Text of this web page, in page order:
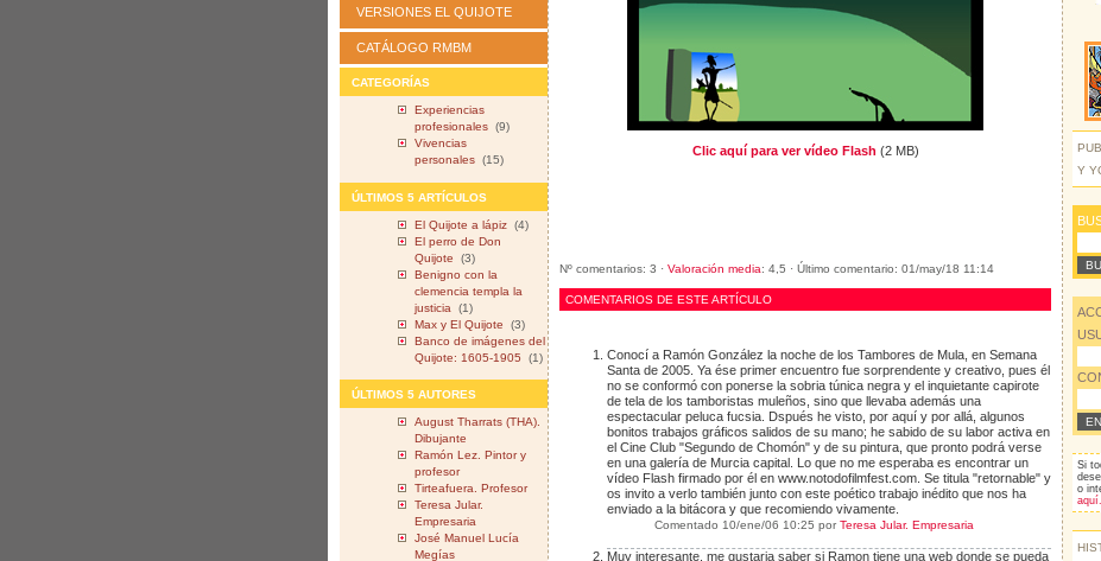
VERSIONES EL QUIJOTE
CATÁLOGO RMBM
CATEGORÍAS
Experiencias
profesionales (9)
Vivencias
personales (15)
ÚLTIMOS 5 ARTÍCULOS
El Quijote a lápiz (4)
El perro de Don
Quijote
(3)
Benigno con la
clemencia templa la
justicia
(1)
Max y El Quijote
(3)
Banco de imágenes del
Quijote: 1605-1905
(1)
ÚLTIMOS 5 AUTORES
August Tharrats (THA).
Dibujante
Ramón Lez. Pintor y
profesor
Tirteafuera. Profesor
Teresa Jular.
Empresaria
José Manuel Lucía
Megías
Clic aquí para ver vídeo Flash (2 MB)
Nº comentarios: 3 · Valoración media: 4,5 · Último comentario: 01/may/18 11:14
COMENTARIOS DE ESTE ARTÍCULO
Conocí a Ramón González la noche de los Tambores de Mula, en Semana
Santa de 2005. Ya ése primer encuentro fue sorprendente y creativo, pues él
no se conformó con ponerse la sobria túnica negra y el inquietante capirote
de tela de los tamboristas muleños, sino que llevaba además una
espectacular peluca fucsia. Dspués he visto, por aquí y por allá, algunos
bonitos trabajos gráficos salidos de su mano; he sabido de su labor activa en
el Cine Club "Segundo de Chomón" y de su pintura, que pronto podrá verse
en una galería de Murcia capital. Lo que no me esperaba es encontrar un
vídeo Flash firmado por él en www.notodofilmfest.com. Se titula "retornable" y
os invito a verlo también junto con este poético trabajo inédito que nos ha
enviado a la bitácora y que recomiendo vivamente.
Comentado 10/ene/06 10:25 por Teresa Jular. Empresaria
Muy interesante. me gustaria saber si Ramon tiene una web donde se pueda
Y
Si
o
aquí.